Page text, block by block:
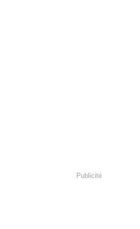
Publicité